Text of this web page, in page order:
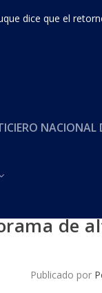
dice que el
NACIONAL
de
Publicado por